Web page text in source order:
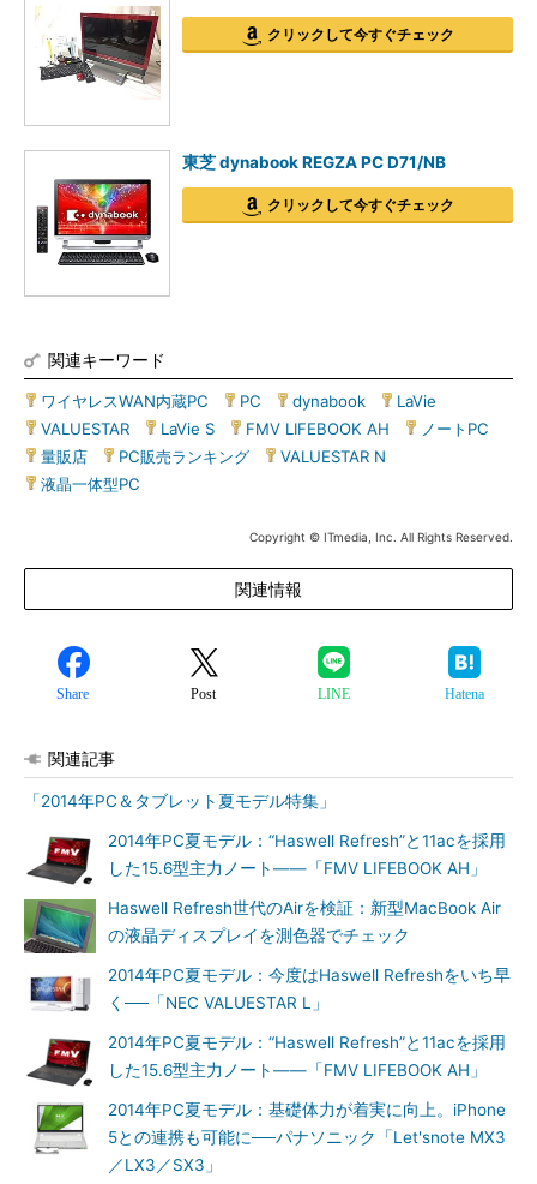
クリックして今すぐチェック
東芝 dynabook REGZA PC D71/NB
クリックして今すぐチェック
関連キーワード
ワイヤレスWAN内蔵PC PC dynabook LaVie
VALUESTAR
LaVie S FMV LIFEBOOK AH ノートPC
量販店
PC販売ランキング VALUESTAR N
液晶一体型PC
Copyright © ITmedia, Inc. All Rights Reserved.
関連情報
Share Post LINE Hatena
関連記事
「2014年PC＆タブレット夏モデル特集」
2014年PC夏モデル：“Haswell Refresh”と11acを採用
した15.6型主力ノート――「FMV LIFEBOOK AH」
Haswell Refresh世代のAirを検証：新型MacBook Air
の液晶ディスプレイを測色器でチェック
2014年PC夏モデル：今度はHaswell Refreshをいち早
く──「NEC VALUESTAR L」
2014年PC夏モデル：“Haswell Refresh”と11acを採用
した15.6型主力ノート――「FMV LIFEBOOK AH」
2014年PC夏モデル：基礎体力が着実に向上。iPhone
5との連携も可能に──パナソニック「Let'snote MX3
／LX3／SX3」